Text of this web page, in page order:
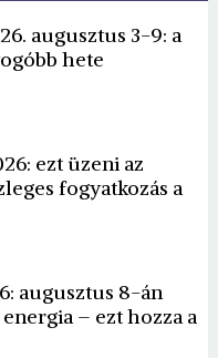
augusztus 3-9: a
hete
ezt üzeni az
fogyatkozás a
augusztus 8-án
– ezt hozza a